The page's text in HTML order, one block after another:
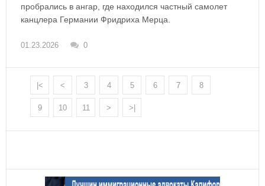
пробрались в ангар, где находился частный самолет
канцлера Германии Фридриха Мерца.
01.23.2026 0
|< < 3 4 5 6 7 8
9 10 11 > >|